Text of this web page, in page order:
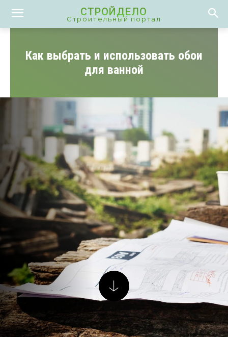
СТРОЙДЕЛО
Строительный портал
Как выбрать и использовать обои
для ванной